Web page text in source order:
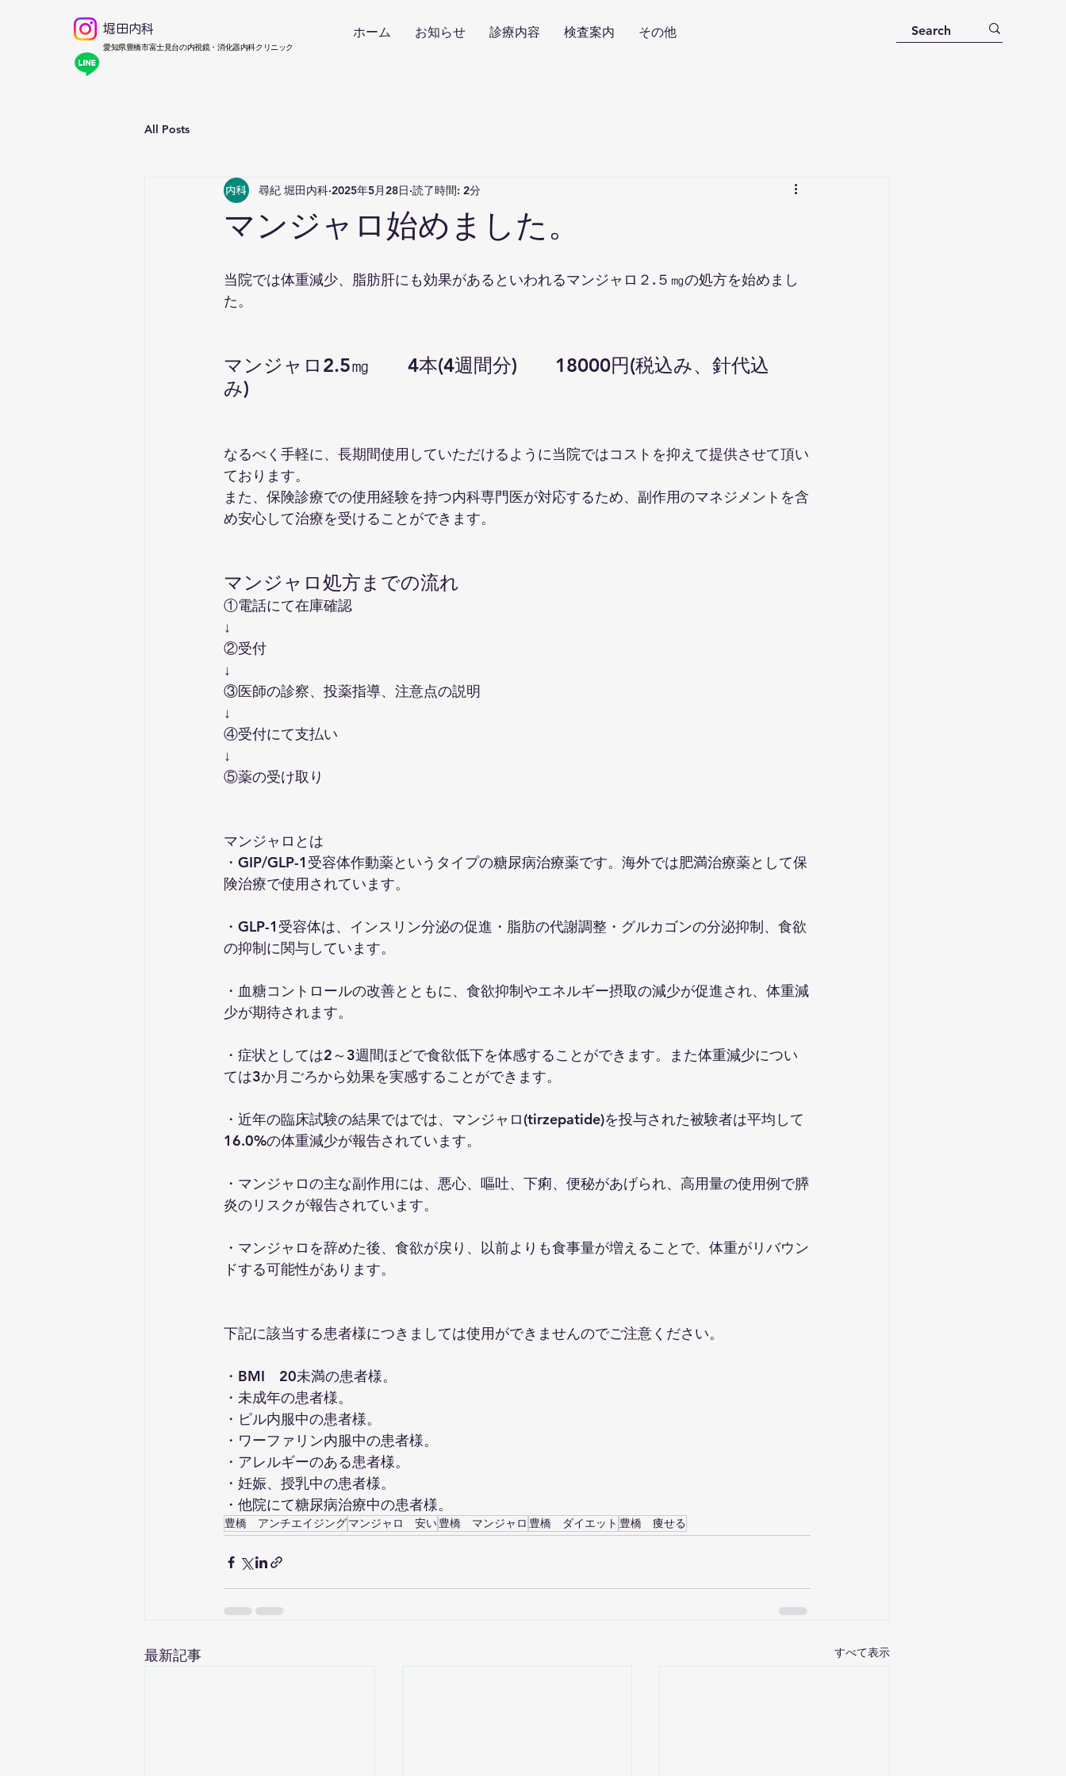
堀田内科
​愛知県豊橋市富士見台の内視鏡・消化器内科クリニック
ホーム お知らせ 診療内容 検査案内 その他
All Posts
マンジャロ始めました。
尋紀 堀田内科 2025年5月28日 読了時間: 2分
当院では体重減少、脂肪肝にも効果があるといわれるマンジャロ２.５㎎の処方を始めまし
た。
​マンジャロ2.5㎎　　4本(4週間分)　　18000円(税込み、針代込
み)
​なるべく手軽に、長期間使用していただけるように当院ではコストを抑えて提供させて頂い
ております。
また、保険診療での使用経験を持つ内科専門医が対応するため、副作用のマネジメントを含
め安心して治療を受けることができます。
マンジャロ処方までの流れ
①電話にて在庫確認
↓
②受付
↓
③医師の診察、投薬指導、注意点の説明
↓
④受付にて支払い
↓
⑤薬の受け取り
マンジャロとは
・GIP/GLP-1受容体作動薬というタイプの糖尿病治療薬です。海外では肥満治療薬として保
険治療で使用されています。
・GLP-1受容体は、インスリン分泌の促進・脂肪の代謝調整・グルカゴンの分泌抑制、食欲
の抑制に関与しています。
・血糖コントロールの改善とともに、食欲抑制やエネルギー摂取の減少が促進され、体重減
少が期待されます。
・症状としては2～3週間ほどで食欲低下を体感することができます。また体重減少につい
ては3か月ごろから効果を実感することができます。
・近年の臨床試験の結果ではでは、マンジャロ(tirzepatide)を投与された被験者は平均して
16.0%の体重減少が報告されています。
・マンジャロの主な副作用には、悪心、嘔吐、下痢、便秘があげられ、高用量の使用例で膵
炎のリスクが報告されています。
・マンジャロを辞めた後、食欲が戻り、以前よりも食事量が増えることで、体重がリバウン
ドする可能性があります。
下記に該当する患者様につきましては使用ができませんのでご注意ください。
・BMI　20未満の患者様。
・未成年の患者様。
​・ピル内服中の患者様。​
​・ワーファリン内服中の患者様。
​・アレルギーのある患者様。
・妊娠、授乳中の患者様。
​・他院にて糖尿病治療中の患者様。
豊橋 アンチエイジングマンジャロ 安い豊橋 マンジャロ 豊橋 ダイエット 豊橋 痩せる
最新記事 すべて表示